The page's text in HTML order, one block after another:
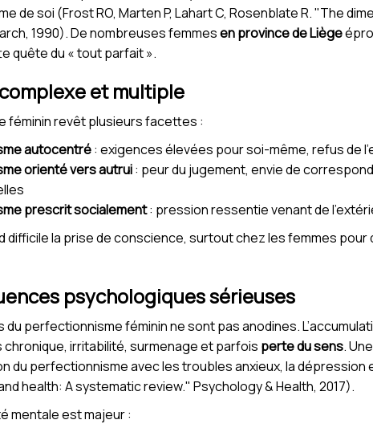
de soi (Frost RO, Marten P, Lahart C, Rosenblate R. "The
1990). De nombreuses femmesen province de Liège
quête du « tout parfait ».
et multiple
féminin revêt plusieurs facettes :
autocentré: exigences élevées pour soi-même, refus de
orienté vers autrui: peur du jugement, envie de
prescrit socialement: pression ressentie venant de
difficile la prise de conscience, surtout chez les femmes pour
psychologiques sérieuses
perfectionnisme féminin ne sont pas anodines.
irritabilité, surmenage et parfois perte du sens.
du perfectionnisme avec les troubles anxieux, la
health: A systematic review." Psychology & Health, 2017).
mentale est majeur :